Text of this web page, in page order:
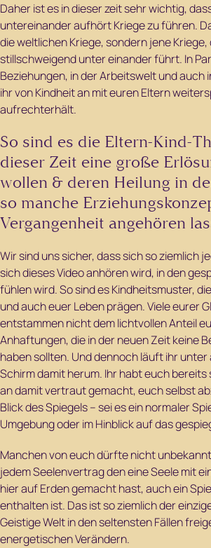
Daher ist es in dieser zeit sehr wichtig,
untereinander aufhört Kriege zu führen.
die weltlichen Kriege, sondern jene Kriege,
stillschweigend unter einander führt. In
Beziehungen, in der Arbeitswelt und auch
ihr von Kindheit an mit euren Eltern
aufrechterhält.
So sind es die Eltern-Kind-
dieser Zeit eine große
wollen & deren Heilung in
so manche
Vergangenheit angehören
Wir sind uns sicher, dass sich so ziemlich
sich dieses Video anhören wird, in den
fühlen wird. So sind es Kindheitsmuster,
und auch euer Leben prägen. Viele eurer
entstammen nicht dem lichtvollen Anteil
Anhaftungen, die in der neuen Zeit keine
haben sollten. Und dennoch läuft ihr
Schirm damit herum. Ihr habt euch
an damit vertraut gemacht, euch selbst
Blick des Spiegels – sei es ein normaler
Umgebung oder im Hinblick auf das
Manchen von euch dürfte nicht
jedem Seelenvertrag den eine Seele mit
hier auf Erden gemacht hast, auch ein
enthalten ist. Das ist so ziemlich der
Geistige Welt in den seltensten Fällen
energetischen Verändern.